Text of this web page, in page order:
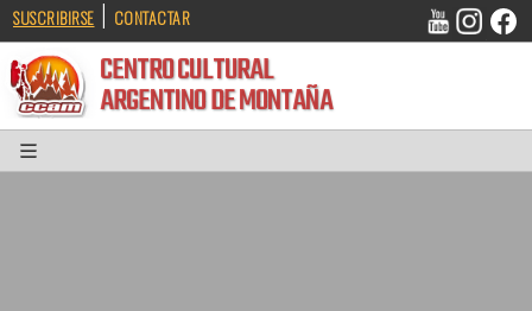
SUSCRIBIRSE | CONTACTAR
CENTRO CULTURAL
ARGENTINO DE MONTAÑA